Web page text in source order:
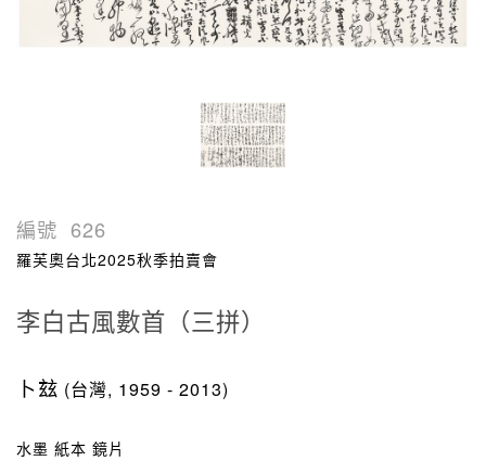
編號 626
羅芙奧台北2025秋季拍賣會
李白古風數首（三拼）
卜玆 (台灣, 1959 - 2013)
水墨 紙本 鏡片